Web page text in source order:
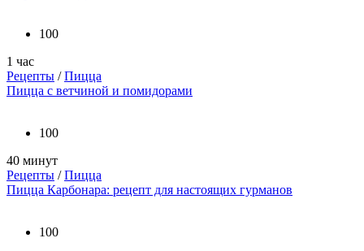
100
1 час
Рецепты /Пицца
Пицца с ветчиной и помидорами
100
40 минут
Рецепты /Пицца
Пицца Карбонара: рецепт для настоящих гурманов
100